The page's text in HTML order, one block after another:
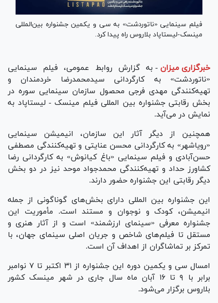
فیلم سینمایی «ناتوردشت» به سی و یکمین جشنواره بین‌المللی
مینسک-لیستاپاد بلاروس راه پیدا کرد.
خبرگزاری میزان - به گزارش روابط عمومی، فیلم سینمایی
«ناتوردشت» به کارگردانی سیدمحمدرضا خردمندان و
تهیه‌کنندگی مهدی فرجی محصول سازمان سینمایی سوره در
بخش رقابتی جشنواره بین المللی فیلم مینسک - لیستاپاد به
نمایش در می‌آید.
همچنین از دیگر آثار این سازمان، انیمیشن سینمایی
«رویاشهر» به کارگردانی محسن عنایتی و تهیه‌کنندگی مصطفی
حسن‌آبادی و فیلم سینمایی «باغ کیانوش» به کارگردانی رضا
کشاورز حداد و تهیه‌کنندگی محمدجواد موحد نیز در دو بخش
دیگر رقابتی این جشنواره حضور دارند.
این جشنواره بین المللی دارای بخش‌های گوناگونی از جمله
انیمیشن، کودک و نوجوان و مستند است. مأموریت این
جشنواره معرفی «سینمای ارزشمند» است و از آثار هنری و
مستقل تا فیلم‌های شاخص و جریان اصلی سینمای جهان، با
تمرکز بر تماشاگران از اهداف آن است.
امسال سی و یکمین دوره این جشنواره از ۳۱ اکتبر تا ۷ نوامبر
برابر با ۹ تا ۱۶ آبان ماه سال جاری در شهر مینسک کشور
بلاروس برگزار می‌شود.